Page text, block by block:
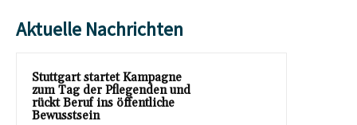
Aktuelle Nachrichten
Stuttgart startet Kampagne
zum Tag der Pflegenden und
rückt Beruf ins öffentliche
Bewusstsein